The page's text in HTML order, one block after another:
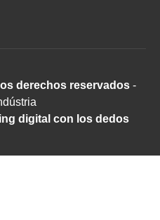
derechos reservados-
digital con los dedos